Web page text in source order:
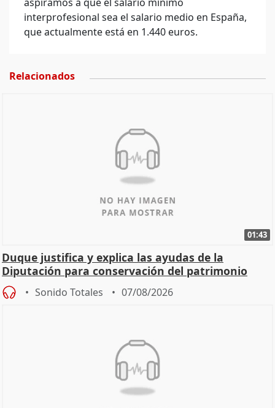
interprofesional sea el salario medio en España,
que actualmente está en 1.440 euros.
Relacionados
01:43
Duque justifica y explica las ayudas de la
Diputación para conservación del patrimonio
Sonido Totales 07/08/2026